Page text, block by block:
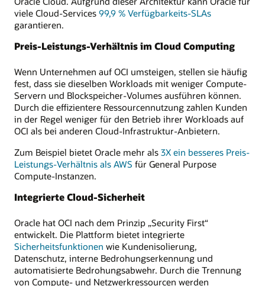
viele Cloud-Services 99,9 % Verfügbarkeits-SLAs
garantieren.
Preis-Leistungs-Verhältnis im Cloud Computing
Wenn Unternehmen auf OCI umsteigen, stellen sie häufig
fest, dass sie dieselben Workloads mit weniger Compute-
Servern und Blockspeicher-Volumes ausführen können.
Durch die effizientere Ressourcennutzung zahlen Kunden
in der Regel weniger für den Betrieb ihrer Workloads auf
OCI als bei anderen Cloud-Infrastruktur-Anbietern.
Zum Beispiel bietet Oracle mehr als 3X ein besseres Preis-
Leistungs-Verhältnis als AWS für General Purpose
Compute-Instanzen.
Integrierte Cloud-Sicherheit
Oracle hat OCI nach dem Prinzip „Security First“
entwickelt. Die Plattform bietet integrierte
Sicherheitsfunktionen wie Kundenisolierung,
Datenschutz, interne Bedrohungserkennung und
automatisierte Bedrohungsabwehr. Durch die Trennung
von Compute- und Netzwerkressourcen werden